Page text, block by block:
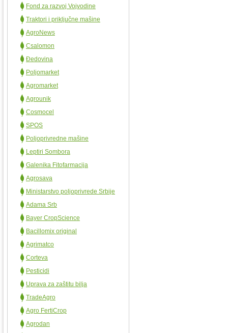
Fond za razvoj Vojvodine
Traktori i priključne mašine
AgroNews
Csalomon
Đedovina
Poljomarket
Agromarket
Agrounik
Cosmocel
SPOS
Poljoprivredne mašine
Leptiri Sombora
Galenika Fitofarmacija
Agrosava
Ministarstvo poljoprivrede Srbije
Adama Srb
Bayer CropScience
Bacillomix original
Agrimatco
Corteva
Pesticidi
Uprava za zaštitu bilja
TradeAgro
Agro FertiCrop
Agrodan